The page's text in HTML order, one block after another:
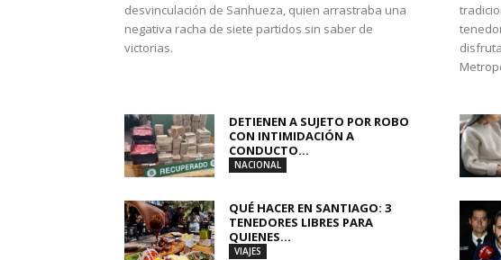
desvinculación de Sanhueza, quien arrastraba una
negativa racha de siete partidos sin saber de
victorias.
DETIENEN A SUJETO POR ROBO
CON INTIMIDACIÓN A
CONDUCTO...
NACIONAL
QUÉ HACER EN SANTIAGO: 3
TENEDORES LIBRES PARA
QUIENES...
VIAJES